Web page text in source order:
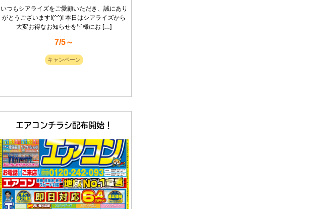
いつもシアライズをご愛顧いただき、誠にあり
がとうございます!(^^)! 本日はシアライズから
大変お得なお知らせを皆様にお […]
7/5～
キャンペーン
エアコンチラシ配布開始！